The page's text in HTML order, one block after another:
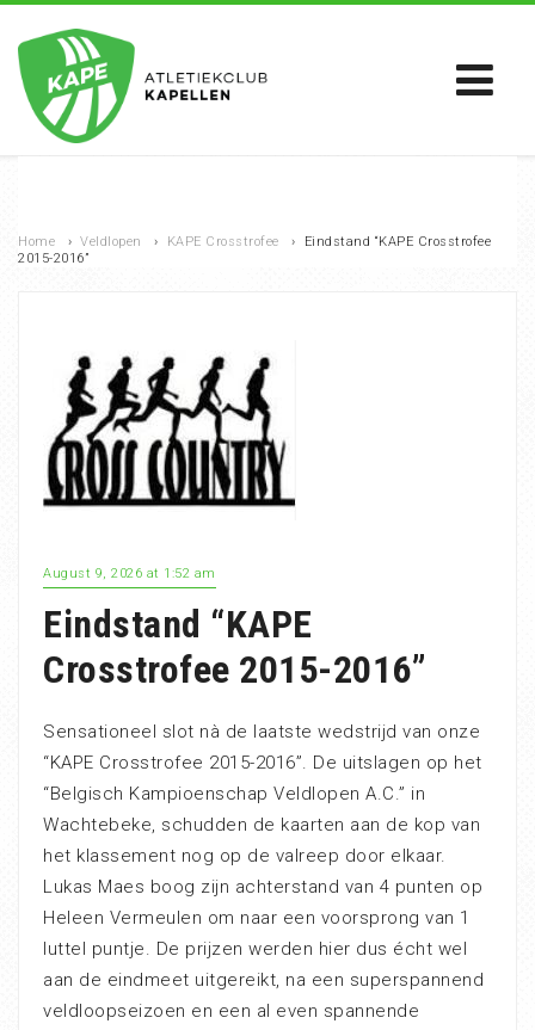
Home › Veldlopen › KAPE Crosstrofee ›
Eindstand “KAPE Crosstrofee
2015-2016”
August 9, 2026 at 1:52 am
Eindstand “KAPE
Crosstrofee 2015-2016”
Sensationeel slot nà de laatste wedstrijd van onze
“KAPE Crosstrofee 2015-2016”. De uitslagen op het
“Belgisch Kampioenschap Veldlopen A.C.” in
Wachtebeke, schudden de kaarten aan de kop van
het klassement nog op de valreep door elkaar.
Lukas Maes boog zijn achterstand van 4 punten op
Heleen Vermeulen om naar een voorsprong van 1
luttel puntje. De prijzen werden hier dus écht wel
aan de eindmeet uitgereikt, na een superspannend
veldloopseizoen en een al even spannende